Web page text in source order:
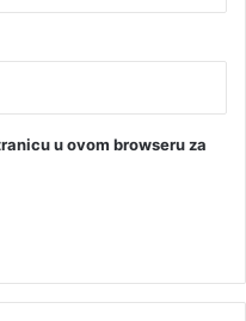
u ovom browseru za